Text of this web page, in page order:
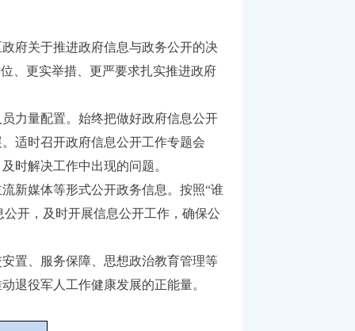
府关于推进政府信息与政务公开的决
、更实举措、更严要求扎实推进政府
力量配置。始终把做好政府信息公开
适时召开政府信息公开工作专题会
时解决工作中出现的问题。
新媒体等形式公开政务信息。按照“谁
开，及时开展信息公开工作，确保公
置、服务保障、思想政治教育管理等
退役军人工作健康发展的正能量。